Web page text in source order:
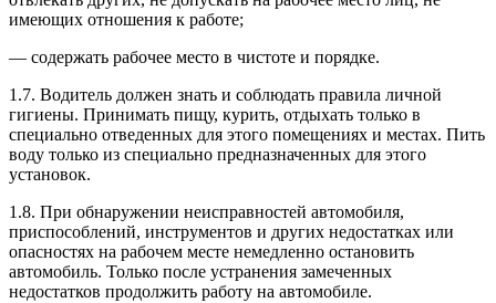
имеющих отношения к работе;
— содержать рабочее место в чистоте и порядке.
1.7. Водитель должен знать и соблюдать правила личной
гигиены. Принимать пищу, курить, отдыхать только в
специально отведенных для этого помещениях и местах. Пить
воду только из специально предназначенных для этого
установок.
1.8. При обнаружении неисправностей автомобиля,
приспособлений, инструментов и других недостатках или
опасностях на рабочем месте немедленно остановить
автомобиль. Только после устранения замеченных
недостатков продолжить работу на автомобиле.